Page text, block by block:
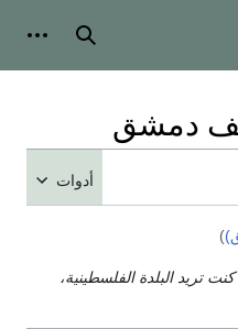
بحث
دمشق
أدوات
)
تريد البلدة الفلسطينية،